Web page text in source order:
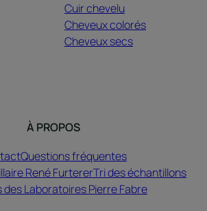
Cuir chevelu
Cheveux colorés
Cheveux secs
À PROPOS
Questions fréquentes
René FurtererTri des échantillons
des Laboratoires Pierre Fabre